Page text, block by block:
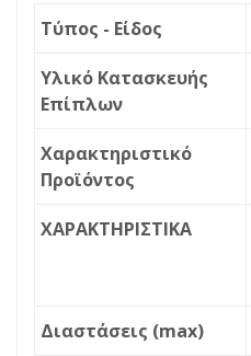
Τύπος - Είδος
Υλικό Κατασκευής
Επίπλων
Χαρακτηριστικό
Προϊόντος
ΧΑΡΑΚΤΗΡΙΣΤΙΚΑ
Διαστάσεις (max)